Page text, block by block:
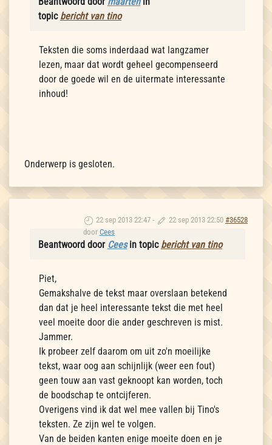
topic bericht van tino
Teksten die soms inderdaad wat langzamer
lezen, maar dat wordt geheel gecompenseerd
door de goede wil en de uitermate interessante
inhoud!
Onderwerp is gesloten.
22 sep 2013 22:47 - 22 sep 2013 22:50 #36528
door Cees
Beantwoord door Ceesin topic bericht van tino
Piet,
Gemakshalve de tekst maar overslaan betekend
dan dat je heel interessante tekst die met heel
veel moeite door die ander geschreven is mist.
Jammer.
Ik probeer zelf daarom om uit zo'n moeilijke
tekst, waar oog aan schijnlijk (weer een fout)
geen touw aan vast geknoopt kan worden, toch
de boodschap te ontcijferen.
Overigens vind ik dat wel mee vallen bij Tino's
teksten. Ze zijn wel te volgen.
Van de beiden kanten enige moeite doen en je